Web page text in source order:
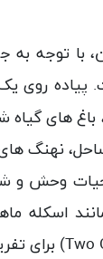
با توجه
پیاده
باغ های
نهنگ
وحش و
اسکله
Two) برای